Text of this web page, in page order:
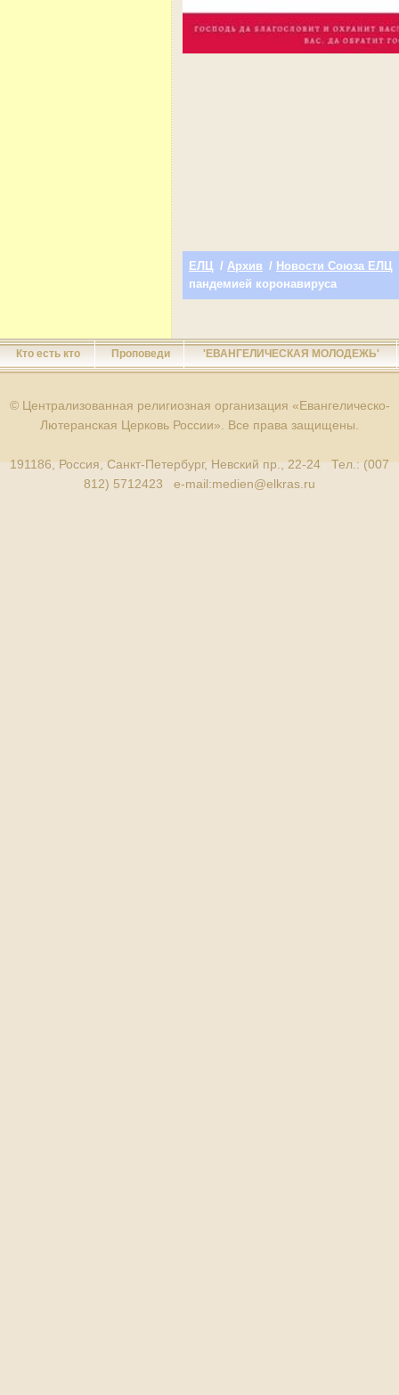
ЕЛЦ / Архив / Новости Союза ЕЛЦ
пандемией коронавируса
Кто есть кто Проповеди 'ЕВАНГЕЛИЧЕСКАЯ МОЛОДЕЖЬ'
© Централизованная религиозная организация «Евангелическо-
Лютеранская Церковь России». Все права защищены.
191186, Россия, Санкт-Петербург, Невский пр., 22-24 Тел.: (007
812) 5712423 e-mail:medien@elkras.ru